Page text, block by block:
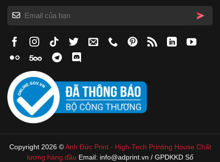
Copyright 2026 © Anh Đức Print- High-Tech Printing House Chất
lượng hàng đầu Email: info@adprint.vn / GPDKKD Số